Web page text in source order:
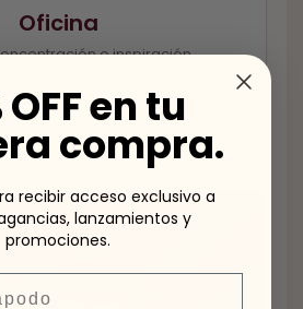
Oficina
e inspiración.
#gummybear #spicy
#blackcardamom
OFF en tu
compra.
recibir acceso exclusivo a
lanzamientos y
promociones.